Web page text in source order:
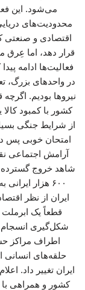
می‌شود. این
محدودیت‌های
اقتصادی و صنعتی
قرار دهد، اما عِرق
فعالیت‌ها ادامه
در واحدهای بزرگ،
نیروها بودیم.
کشور با کمبود
از شرایط جنگی
امتحان خوبی پس
آرامش اجتماعی
شاهد خروج گسترده
۶۰۰ هزار
ایران از نظر
قطعاً یک ابرملت
شکل‌گیری
اطراف مراکز
حلقه‌های انسانی
کشور و همراهی با